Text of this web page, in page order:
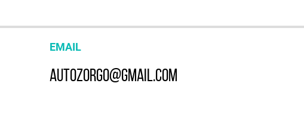
EMAIL
AUTOZORGO@GMAIL.COM